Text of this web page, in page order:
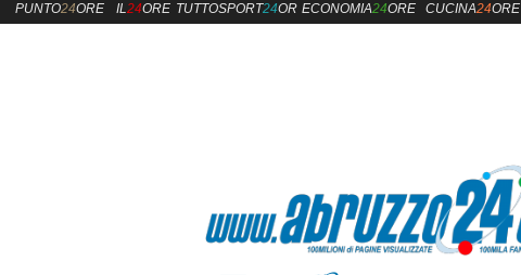
PUNTO24ORE IL24ORE TUTTOSPORT24OREECONOMIA24ORE CUCINA24ORE